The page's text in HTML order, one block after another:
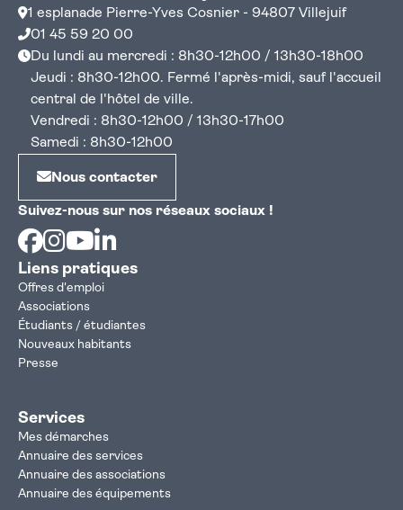
1 esplanade Pierre-Yves Cosnier - 94807 Villejuif
01 45 59 20 00
Du lundi au mercredi : 8h30-12h00 / 13h30-18h00
Jeudi : 8h30-12h00. Fermé l'après-midi, sauf l'accueil
central de l'hôtel de ville.
Vendredi : 8h30-12h00 / 13h30-17h00
Samedi : 8h30-12h00
Nous contacter
Suivez-nous sur nos réseaux sociaux !
Facebook
Instagram
Youtube
Liens pratiques
Offres d'emploi
Associations
Étudiants / étudiantes
Nouveaux habitants
Presse
Services
Mes démarches
Annuaire des services
Annuaire des associations
Annuaire des équipements